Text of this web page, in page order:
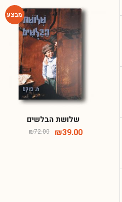
-46%
שלושת הבלשים
₪72.00 ₪39.00